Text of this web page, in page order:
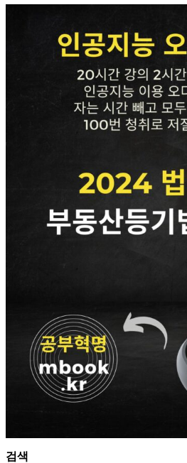
검색